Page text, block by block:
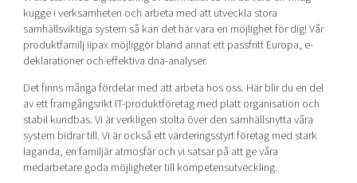
kugge i verksamheten och arbeta med att utveckla stora
samhällsviktiga system så kan det här vara en möjlighet för dig! Vår
produktfamilj iipax möjliggör bland annat ett passfritt Europa, e-
deklarationer och effektiva dna-analyser.
Det finns många fördelar med att arbeta hos oss. Här blir du en del
av ett framgångsrikt IT-produktföretag med platt organisation och
stabil kundbas. Vi är verkligen stolta över den samhällsnytta våra
system bidrar till. Vi är också ett värderingsstyrt företag med stark
laganda, en familjär atmosfär och vi satsar på att ge våra
medarbetare goda möjligheter till kompetensutveckling.